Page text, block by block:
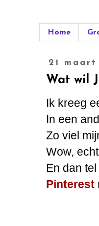
Home
21 maart
Wat wil
Ik kreeg
In een
Zo viel
Wow,
En dan
Pinterest